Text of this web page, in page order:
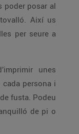
poder posar al
Així us
per seure a
unes
persona i
fusta. Podeu
de pi o